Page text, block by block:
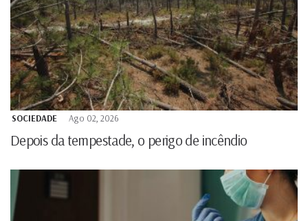
SOCIEDADE Ago 02, 2026
Depois da tempestade, o perigo de incêndio